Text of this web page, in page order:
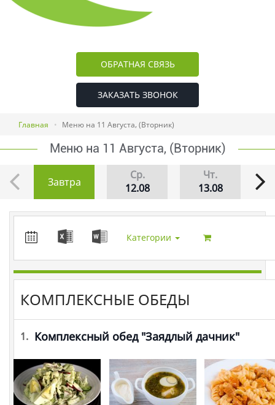
ОБРАТНАЯ СВЯЗЬ
ЗАКАЗАТЬ ЗВОНОК
Главная Меню на 11 Августа, (Вторник)
Меню на 11 Августа, (Вторник)
Завтра
Ср.
12.08
Чт.
13.08
Категории
КОМПЛЕКСНЫЕ ОБЕДЫ
1. Комплексный обед "Заядлый дачник"